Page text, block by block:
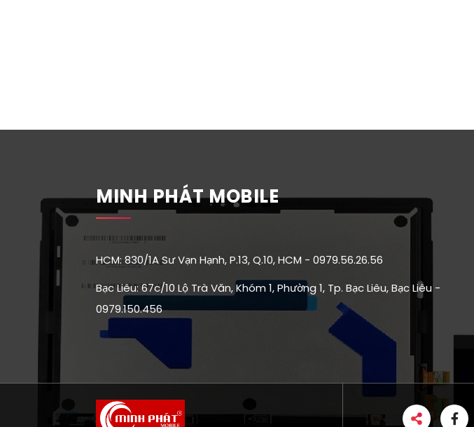
MINH PHÁT MOBILE
HCM: 830/1A Sư Vạn Hạnh, P.13, Q.10, HCM - 0979.56.26.56
Bạc Liêu: 67c/10 Lộ Trà Văn, Khóm 1, Phường 1, Tp. Bạc Liêu, Bạc Liêu -
0979.150.456